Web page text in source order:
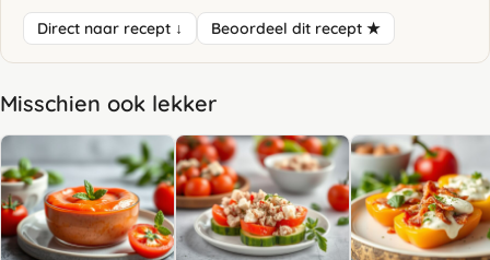
Direct naar recept ↓ Beoordeel dit recept ★
Misschien ook lekker